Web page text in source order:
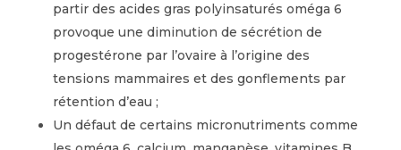
partir des acides gras polyinsaturés oméga 6
provoque une diminution de sécrétion de
progestérone par l’ovaire à l’origine des
tensions mammaires et des gonflements par
rétention d’eau ;
Un défaut de certains micronutriments comme